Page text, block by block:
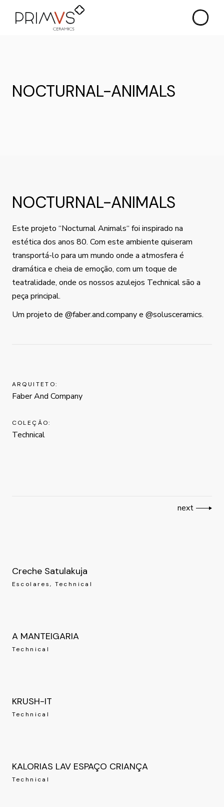
content
NOCTURNAL-ANIMALS
ARQUITETO:
Faber And Company
COLEÇÃO:
Technical
NOCTURNAL-ANIMALS
Este projeto “Nocturnal Animals“ foi inspirado na
estética dos anos 80. Com este ambiente quiseram
transportá-lo para um mundo onde a atmosfera é
dramática e cheia de emoção, com um toque de
teatralidade, onde os nossos azulejos Technical são a
peça principal.
Um projeto de @faber.and.companye @solusceramics.
next
Creche Satulakuja
Escolares Technical
A MANTEIGARIA
Technical
KRUSH-IT
Technical
KALORIAS LAV ESPAÇO CRIANÇA
Technical